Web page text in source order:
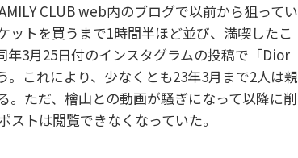
CLUB web内のブログで以前から狙ってい
トを買うまで1時間半ほど並び、満喫したこ
年3月25日付のインスタグラムの投稿で「Dior
これにより、少なくとも23年3月まで2人は親
ただ、檜山との動画が騒ぎになって以降に削
トは閲覧できなくなっていた。